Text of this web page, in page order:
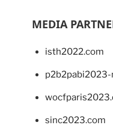
MEDIA
isth2022.com
p2b2pabi2023-
sinc2023.com